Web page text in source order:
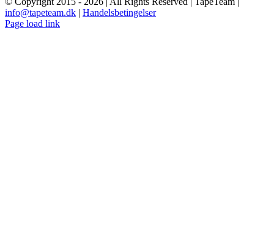
info@tapeteam.dk | Handelsbetingelser
Page load link